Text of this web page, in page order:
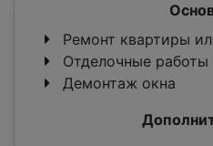
Ремонт квартиры
Отделочные работы
Демонтаж окна